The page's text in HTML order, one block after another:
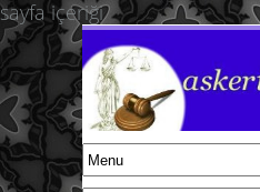
sayfa içeriği